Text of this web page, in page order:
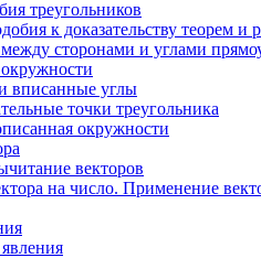
треугольников
к доказательству теорем и
сторонами и углами
окружности
вписанные углы
точки треугольника
окружности
векторов
на число. Применение